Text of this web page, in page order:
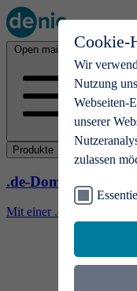
Cookie-
Wir
Nutzung
Webseiten-
unserer
zulassen
Open main menu
Produkte
.de-Domains
Mit einer .de-Domain